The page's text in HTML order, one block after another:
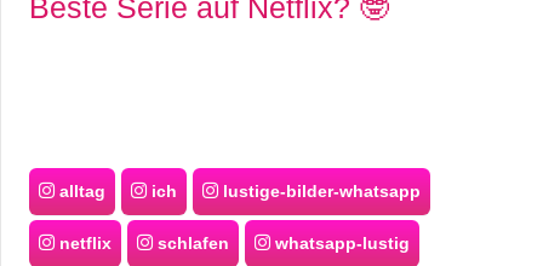
Beste Serie auf Netflix? 🤓
alltag ich lustige-bilder-whatsapp
netflix schlafen whatsapp-lustig